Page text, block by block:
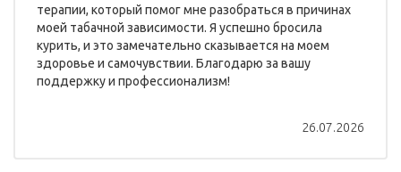
терапии, который помог мне разобраться в причинах
моей табачной зависимости. Я успешно бросила
курить, и это замечательно сказывается на моем
здоровье и самочувствии. Благодарю за вашу
поддержку и профессионализм!
26.07.2026